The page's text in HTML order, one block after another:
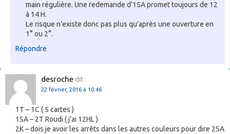
main régulière. Une redemande d’1SA promet toujours de 12
à 14 H.
Le risque n’existe donc pas plus qu’après une ouverture en
1° ou 2°.
Répondre
desroche dit :
22 février, 2016 à 10:46
1T – 1C ( 5 cartes )
1SA – 2T Roudi ( j’ai 12HL )
2K – dois je avoir les arrêts dans les autres couleurs pour dire 2SA